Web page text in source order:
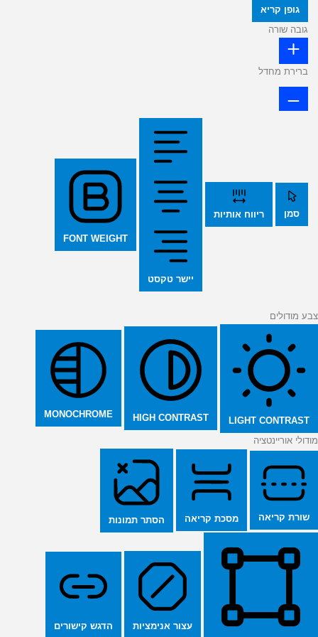
גופן קריא
גובה שורה
ברירת מחדל
סמן ריווח אותיות
יישר טקסט
FONT WEIGHT
צבע מודולים
LIGHT CONTRAST
HIGH CONTRAST
MONOCHROME
מודולי אוריינטציה
שורת קריאה מסכת קריאה הסתר תמונות
עצור אנימציות הדגש קישורים